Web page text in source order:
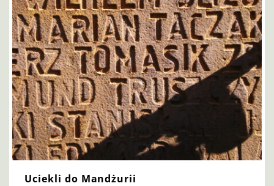
Uciekli do Mandżurii